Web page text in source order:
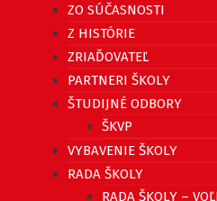
ZO SÚČASNOSTI
Z HISTÓRIE
ZRIAĎOVATEĽ
PARTNERI ŠKOLY
ŠTUDIJNÉ ODBORY
ŠKVP
VYBAVENIE ŠKOLY
RADA ŠKOLY
RADA ŠKOLY –